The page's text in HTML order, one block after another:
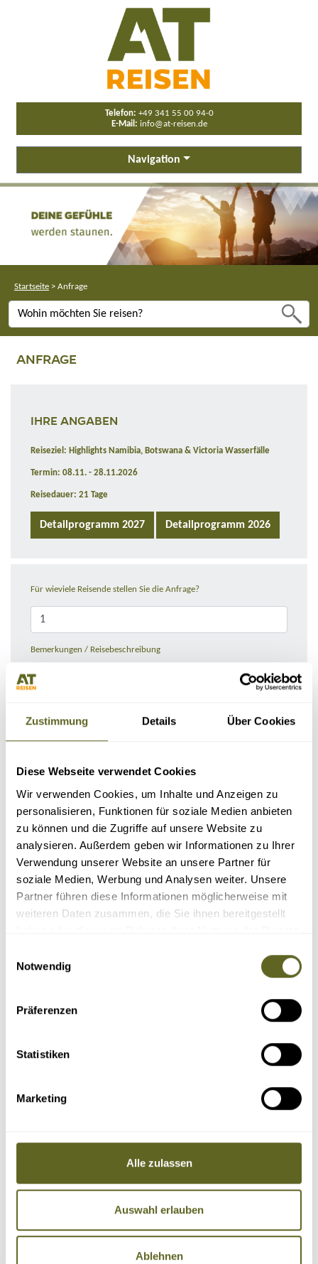
Zustimmung Details Über Cookies
Diese Webseite verwendet Cookies
Wir verwenden Cookies, um Inhalte und Anzeigen zu
personalisieren, Funktionen für soziale Medien anbieten
zu können und die Zugriffe auf unsere Website zu
analysieren. Außerdem geben wir Informationen zu Ihrer
Verwendung unserer Website an unsere Partner für
soziale Medien, Werbung und Analysen weiter. Unsere
Partner führen diese Informationen möglicherweise mit
weiteren Daten zusammen, die Sie ihnen bereitgestellt
Notwendig
Präferenzen
Statistiken
Marketing
Alle zulassen
Auswahl erlauben
Ablehnen
Telefon: +49 341 55 00 94-0
E-Mail: info@at-reisen.de
Navigation
Startseite > Anfrage
ANFRAGE
IHRE ANGABEN
Reiseziel: Highlights Namibia, Botswana & Victoria Wasserfälle
Termin: 08.11. - 28.11.2026
Reisedauer: 21 Tage
Detailprogramm 2027 Detailprogramm 2026
Für wieviele Reisende stellen Sie die Anfrage?
Bemerkungen / Reisebeschreibung
KONTAKTDATEN